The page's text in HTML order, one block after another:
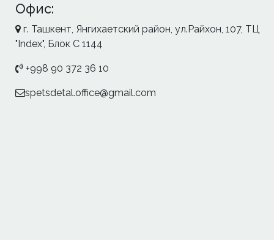
Офис:
г. Ташкент, Янгихаетский район, ул.Райхон, 107, ТЦ
"Index", Блок С 1144
+998 90 372 36 10
spetsdetal.office@gmail.com